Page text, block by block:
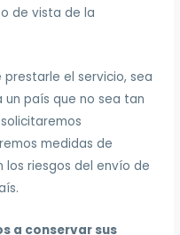
de vista de la
el servicio, sea
un país que no sea tan
medidas de
riesgos del envío de
a conservar sus